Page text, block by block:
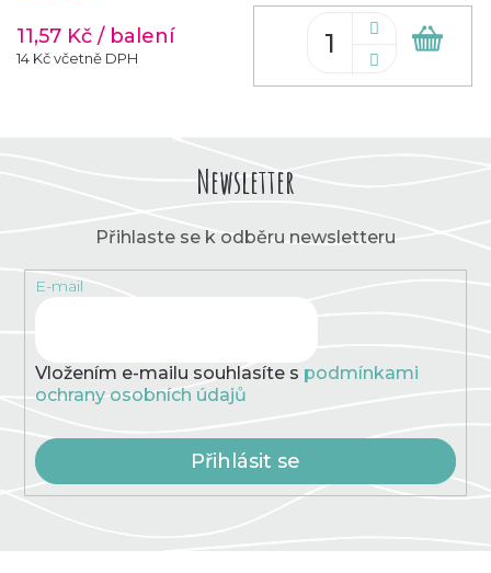
11,57 Kč / balení
14 Kč včetně DPH
Newsletter
Přihlaste se k odběru newsletteru
E-mail
Vložením e-mailu souhlasíte s podmínkami
ochrany osobních údajů
Přihlásit se